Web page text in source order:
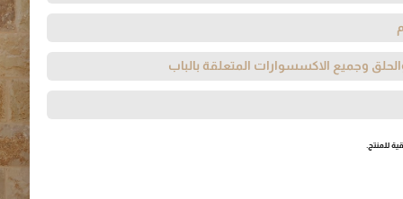
وجميع الاكسسوارات المتعلقة بالباب
للمنتج.